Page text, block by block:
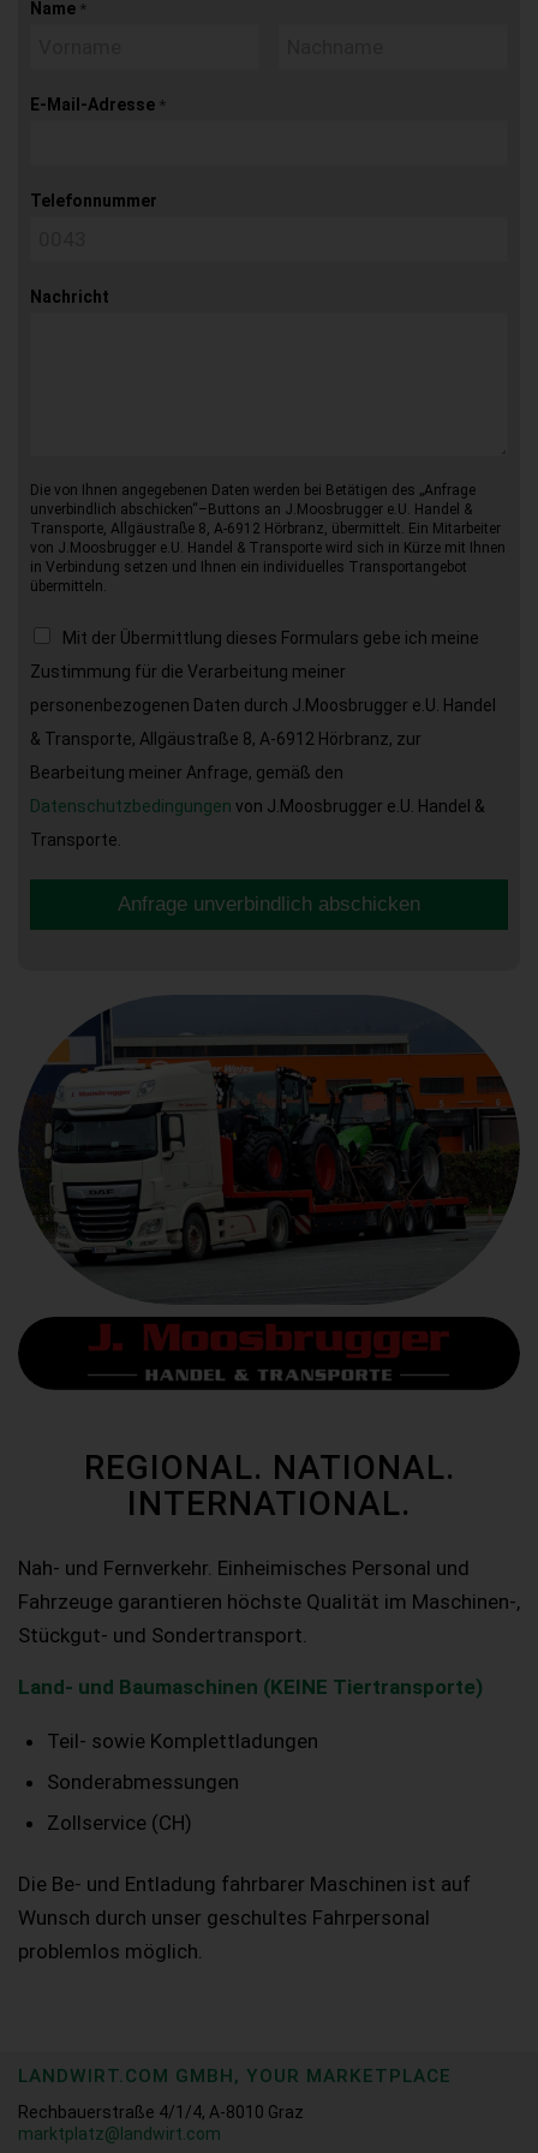
Name *
E-Mail-Adresse *
Telefonnummer
Nachricht
Die von Ihnen angegebenen Daten werden bei Betätigen des „Anfrage
unverbindlich abschicken“–Buttons an J.Moosbrugger e.U. Handel &
Transporte, Allgäustraße 8, A-6912 Hörbranz, übermittelt. Ein Mitarbeiter
von J.Moosbrugger e.U. Handel & Transporte wird sich in Kürze mit Ihnen
in Verbindung setzen und Ihnen ein individuelles Transportangebot
übermitteln.
Mit der Übermittlung dieses Formulars gebe ich meine
Zustimmung für die Verarbeitung meiner
personenbezogenen Daten durch J.Moosbrugger e.U. Handel
& Transporte, Allgäustraße 8, A-6912 Hörbranz, zur
Bearbeitung meiner Anfrage, gemäß den
Datenschutzbedingungen von J.Moosbrugger e.U. Handel &
Transporte.
Anfrage unverbindlich abschicken
REGIONAL. NATIONAL.
INTERNATIONAL.
Nah- und Fernverkehr. Einheimisches Personal und
Fahrzeuge garantieren höchste Qualität im Maschinen-,
Stückgut- und Sondertransport.
Land- und Baumaschinen (KEINE Tiertransporte)
Teil- sowie Komplettladungen
Sonderabmessungen
Zollservice (CH)
Die Be- und Entladung fahrbarer Maschinen ist auf
Wunsch durch unser geschultes Fahrpersonal
problemlos möglich.
LANDWIRT.COM GMBH, YOUR MARKETPLACE
Rechbauerstraße 4/1/4, A-8010 Graz
marktplatz@landwirt.com